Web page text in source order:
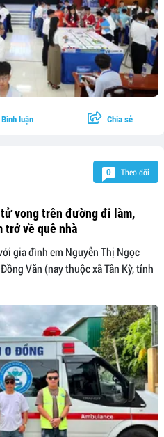
Bình luận Chia sẻ
0 Theo dõi
vong trên đường đi làm,
trở về quê nhà
gia đình em Nguyễn Thị Ngọc
Văn (nay thuộc xã Tân Kỳ, tỉnh